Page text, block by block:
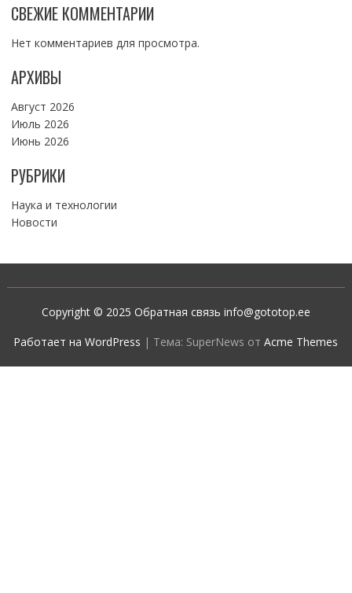
СВЕЖИЕ КОММЕНТАРИИ
Нет комментариев для просмотра.
АРХИВЫ
Август 2026
Июль 2026
Июнь 2026
РУБРИКИ
Наука и технологии
Новости
Copyright © 2025 Обратная связь info@gototop.ee
Работает на WordPress | Тема: SuperNews отAcme Themes